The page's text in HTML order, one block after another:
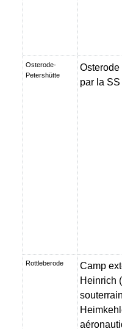
Osterode-
Petershütte
par la
Rottleberode
Camp
Heinrich